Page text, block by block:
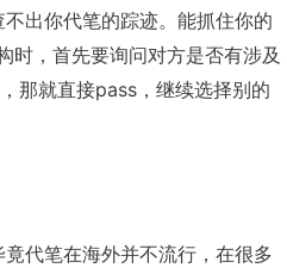
出你代笔的踪迹。能抓住你的
时，首先要询问对方是否有涉及
那就直接pass，继续选择别的
代笔在海外并不流行，在很多